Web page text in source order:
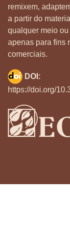
remixem,
a partir do
qualquer meio ou
apenas para fins
comerciais.
DOI:
https://doi.org/